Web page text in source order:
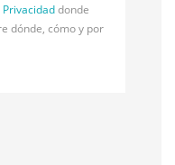
Privacidaddonde
dónde, cómo y por